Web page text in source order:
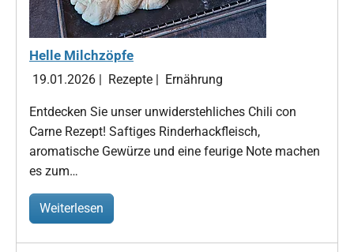
Helle Milchzöpfe
19.01.2026 | Rezepte | Ernährung
Entdecken Sie unser unwiderstehliches Chili con
Carne Rezept! Saftiges Rinderhackfleisch,
aromatische Gewürze und eine feurige Note machen
es zum…
Weiterlesen